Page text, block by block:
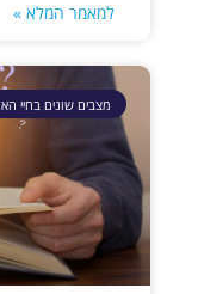
למאמר המלא »
מצבים שונים בחיי